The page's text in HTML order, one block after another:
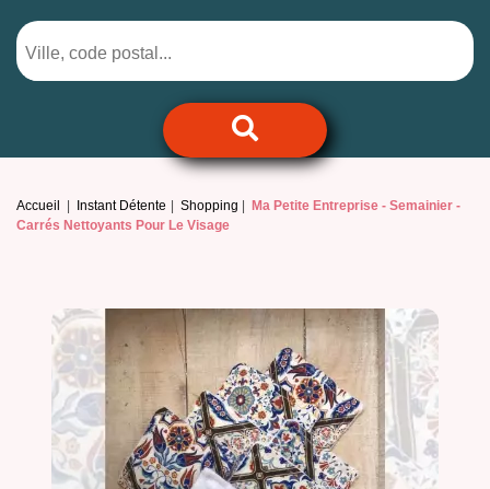
Accueil Instant Détente Shopping Ma Petite Entreprise -Semainier -
Carrés Nettoyants Pour Le Visage